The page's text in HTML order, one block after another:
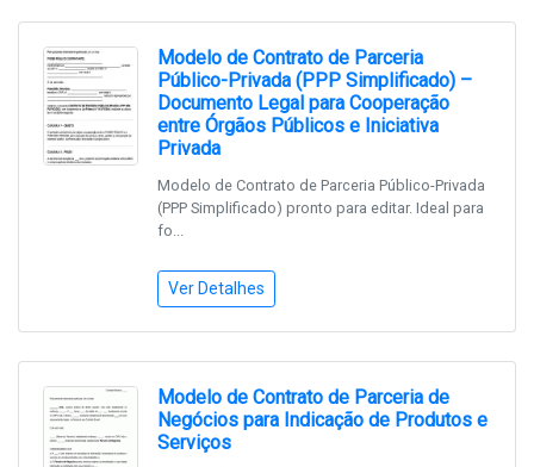
Modelo de Contrato de Parceria
Público-Privada (PPP Simplificado) –
Documento Legal para Cooperação
entre Órgãos Públicos e Iniciativa
Privada
Modelo de Contrato de Parceria Público-Privada
(PPP Simplificado) pronto para editar. Ideal para
fo...
Ver Detalhes
Modelo de Contrato de Parceria de
Negócios para Indicação de Produtos e
Serviços